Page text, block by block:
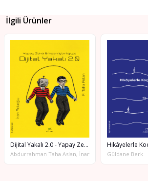
İlgili Ürünler
Dijital Yakalı 2.0 - Yapay Zekâ & İnsan İşbirliğiyle
Abdurrahman Taha Aslan, İnan Acılıoğlu
Hikâyelerle
Güldane Berk